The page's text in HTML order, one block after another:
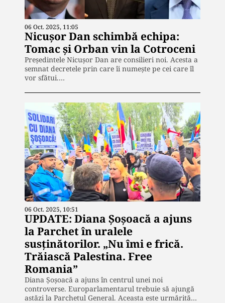
06 Oct. 2025, 11:05
Nicușor Dan schimbă echipa:
Tomac și Orban vin la Cotroceni
Președintele Nicușor Dan are consilieri noi. Acesta a
semnat decretele prin care îi numeşte pe cei care îl
vor sfătui.…
06 Oct. 2025, 10:51
UPDATE: Diana Șoșoacă a ajuns
la Parchet în uralele
susţinătorilor. „Nu îmi e frică.
Trăiască Palestina. Free
Romania”
Diana Şoşoacă a ajuns în centrul unei noi
controverse. Europarlamentarul trebuie să ajungă
astăzi la Parchetul General. Aceasta este urmărită…